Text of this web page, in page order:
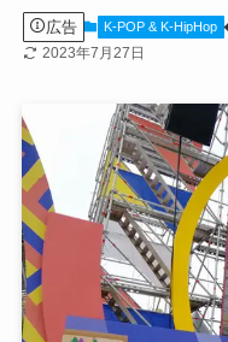
広告 K-POP & K-HipHop
2023年7月27日